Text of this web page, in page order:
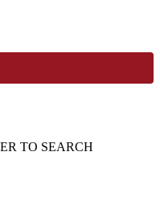
TO SEARCH